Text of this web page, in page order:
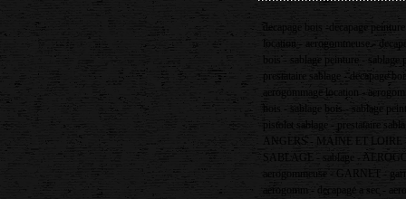
decapage bois -decapage
location - aerogommeuse -
bois - sablage peinture -
prestataire sablage - decapage
aerogommage location -
bois - sablage bois - sablage
pistolet sablage - prestataire
ANGERS - MAINE ET LOIRE
ge -
aerogommeuse - GARNET -
aerogomm - decapage a sec -